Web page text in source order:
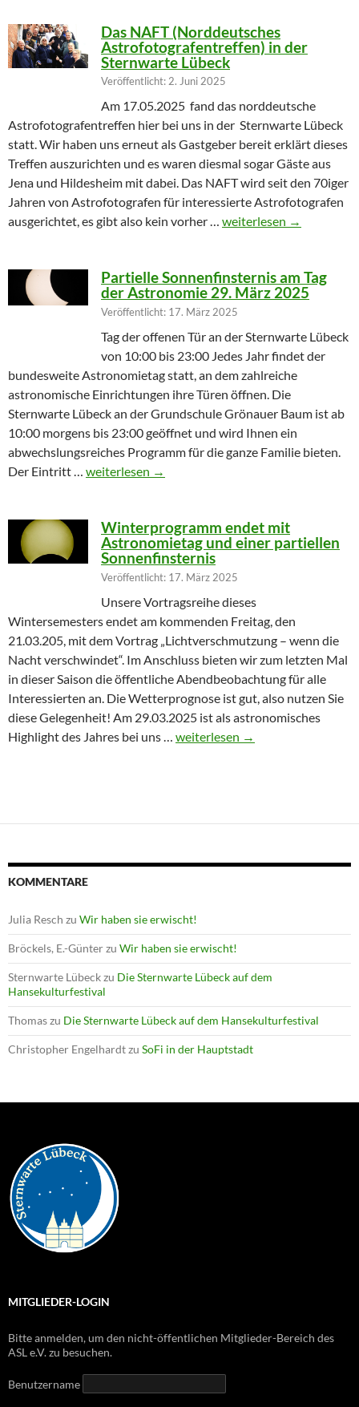
Das NAFT (Norddeutsches
Astrofotografentreffen) in der
Sternwarte Lübeck
Veröffentlicht: 2. Juni 2025
Am 17.05.2025 fand das norddeutsche
Astrofotografentreffen hier bei uns in der Sternwarte Lübeck
statt. Wir haben uns erneut als Gastgeber bereit erklärt dieses
Treffen auszurichten und es waren diesmal sogar Gäste aus
Jena und Hildesheim mit dabei. Das NAFT wird seit den 70iger
Jahren von Astrofotografen für interessierte Astrofotografen
ausgerichtet, es gibt also kein vorher … Das NAFT
weiterlesen →
Partielle Sonnenfinsternis am Tag
der Astronomie 29. März 2025
Veröffentlicht: 17. März 2025
Tag der offenen Tür an der Sternwarte Lübeck
von 10:00 bis 23:00 Jedes Jahr findet der
bundesweite Astronomietag statt, an dem zahlreiche
astronomische Einrichtungen ihre Türen öffnen. Die
Sternwarte Lübeck an der Grundschule Grönauer Baum ist ab
10:00 morgens bis 23:00 geöffnet und wird Ihnen ein
abwechslungsreiches Programm für die ganze Familie bieten.
Der Eintritt … Partielle Sonnenfinsternis am Tag der
weiterlesen →
Winterprogramm endet mit
Astronomietag und einer partiellen
Sonnenfinsternis
Veröffentlicht: 17. März 2025
Unsere Vortragsreihe dieses
Wintersemesters endet am kommenden Freitag, den
21.03.205, mit dem Vortrag „Lichtverschmutzung – wenn die
Nacht verschwindet“. Im Anschluss bieten wir zum letzten Mal
in dieser Saison die öffentliche Abendbeobachtung für alle
Interessierten an. Die Wetterprognose ist gut, also nutzen Sie
diese Gelegenheit! Am 29.03.2025 ist als astronomisches
Highlight des Jahres bei uns … Winterprogramm endet mit
weiterlesen →
KOMMENTARE
Julia Resch zu Wir haben sie erwischt!
Bröckels, E.-Günterzu Wir haben sie erwischt!
Sternwarte Lübeckzu Die Sternwarte Lübeck auf dem
Hansekulturfestival
Thomaszu Die Sternwarte Lübeck auf dem Hansekulturfestival
Christopher Engelhardtzu SoFi in der Hauptstadt
MITGLIEDER-LOGIN
Bitte anmelden, um den nicht-öffentlichen Mitglieder-Bereich des
ASL e.V. zu besuchen.
Benutzername